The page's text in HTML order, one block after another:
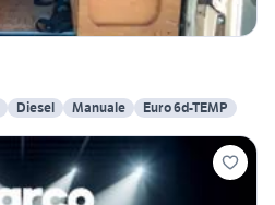
Diesel Manuale Euro 6d-TEMP